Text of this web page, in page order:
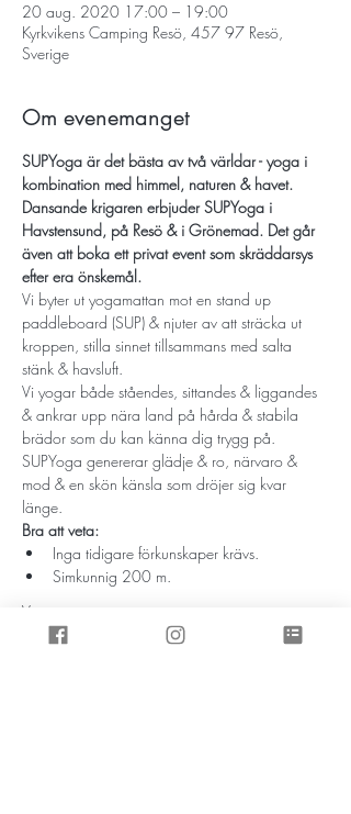
20 aug. 2020 17:00 – 19:00
Kyrkvikens Camping Resö, 457 97 Resö,
Sverige
Om evenemanget
SUPYoga är det bästa av två världar - yoga i
kombination med himmel, naturen & havet.
Dansande krigaren erbjuder SUPYoga i
Havstensund, på Resö & i Grönemad. Det går
även att boka ett privat event som skräddarsys
efter era önskemål.
Vi byter ut yogamattan mot en stand up
paddleboard (SUP) & njuter av att sträcka ut
kroppen, stilla sinnet tillsammans med salta
stänk & havsluft.
Vi yogar både ståendes, sittandes & liggandes
& ankrar upp nära land på hårda & stabila
brädor som du kan känna dig trygg på.
SUPYoga genererar glädje & ro, närvaro &
mod & en skön känsla som dröjer sig kvar
länge.
Bra att veta:
Inga tidigare förkunskaper krävs.
Simkunnig 200 m.
Visa mer